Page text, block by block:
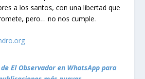
a los santos, con una libertad que
pero… no nos cumple.
El Observador en WhatsApp para